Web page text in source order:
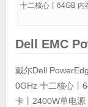
十二核心丨64GB
Dell EMC
戴尔Dell
0GHz 十二核心丨
卡丨2400W单电源